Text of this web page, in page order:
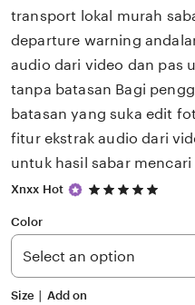
transport lokal murah
departure warning
audio dari video dan pas
tanpa batasan Bagi
batasan yang suka edit
fitur ekstrak audio dari
untuk hasil sabar mencari
Xnxx Hot
5
5
stars
Color
Size ∣ Add on